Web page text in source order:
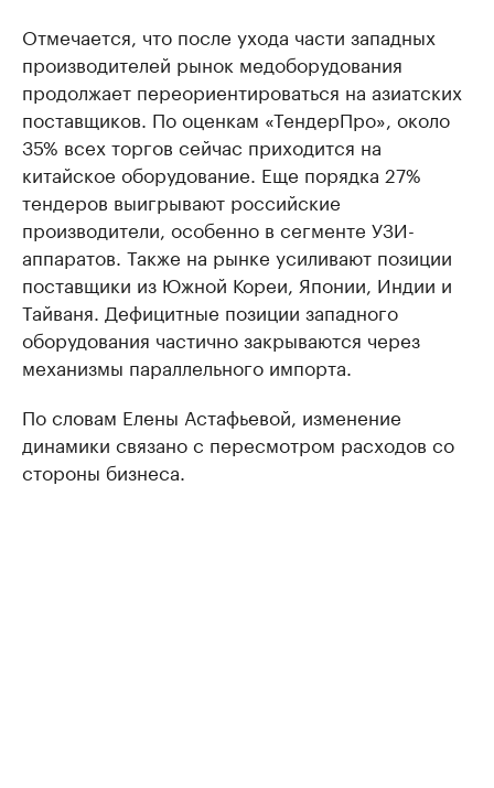
Отмечается, что после ухода части западных
производителей рынок медоборудования
продолжает переориентироваться на азиатских
поставщиков. По оценкам «ТендерПро», около
35% всех торгов сейчас приходится на
китайское оборудование. Еще порядка 27%
тендеров выигрывают российские
производители, особенно в сегменте УЗИ-
аппаратов. Также на рынке усиливают позиции
поставщики из Южной Кореи, Японии, Индии и
Тайваня. Дефицитные позиции западного
оборудования частично закрываются через
механизмы параллельного импорта.
По словам Елены Астафьевой, изменение
динамики связано с пересмотром расходов со
стороны бизнеса.